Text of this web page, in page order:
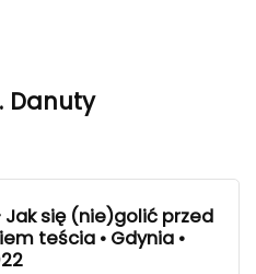
Danuty
Jak się (nie)golić przed
teścia • Gdynia •